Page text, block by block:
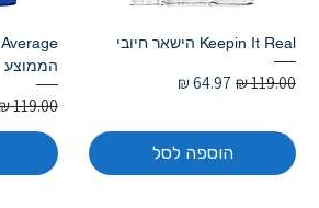
Keepin It Real הישאר חיובי
מחיר רגיל מחיר מבצע
הוספה לסל
הממוצע
מחיר רגיל